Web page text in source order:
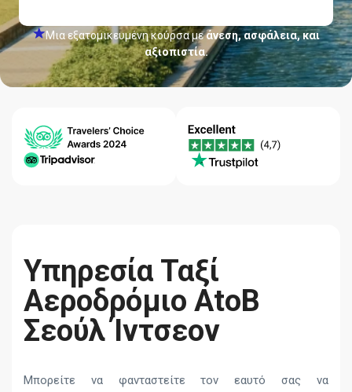
Μια εξατομικευμένη κούρσα μεάνεση, ασφάλεια, και
αξιοπιστία.
Υπηρεσία Ταξί
Αεροδρόμιο AtoB
Σεούλ Ίντσεον
Μπορείτε να φανταστείτε τον εαυτό σας να